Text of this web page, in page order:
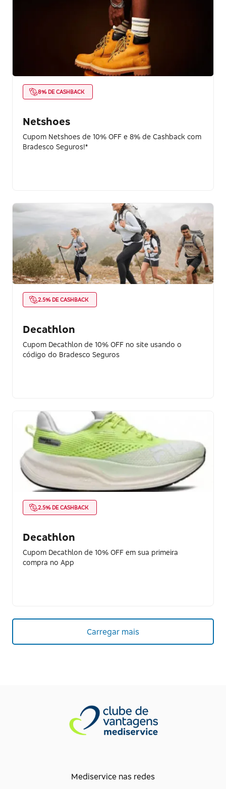
8% DE CASHBACK
Netshoes
Cupom Netshoes de 10% OFF e 8% de Cashback com
Bradesco Seguros!*
2.5% DE CASHBACK
Decathlon
Cupom Decathlon de 10% OFF no site usando o
código do Bradesco Seguros
2.5% DE CASHBACK
Decathlon
Cupom Decathlon de 10% OFF em sua primeira
compra no App
Carregar mais
Mediservice nas redes